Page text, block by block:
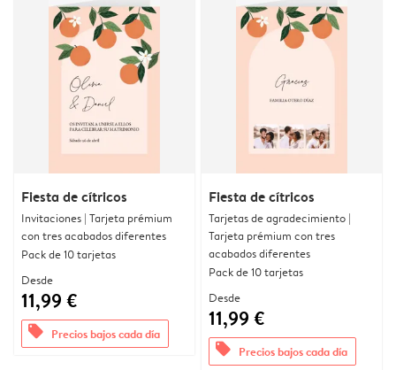
Fiesta de cítricos
Invitaciones | Tarjeta prémium
con tres acabados diferentes
Pack de 10 tarjetas
Desde
11,99 €
offers Precios bajos cada día
Fiesta de cítricos
Tarjetas de agradecimiento |
Tarjeta prémium con tres
acabados diferentes
Pack de 10 tarjetas
Desde
11,99 €
offers Precios bajos cada día